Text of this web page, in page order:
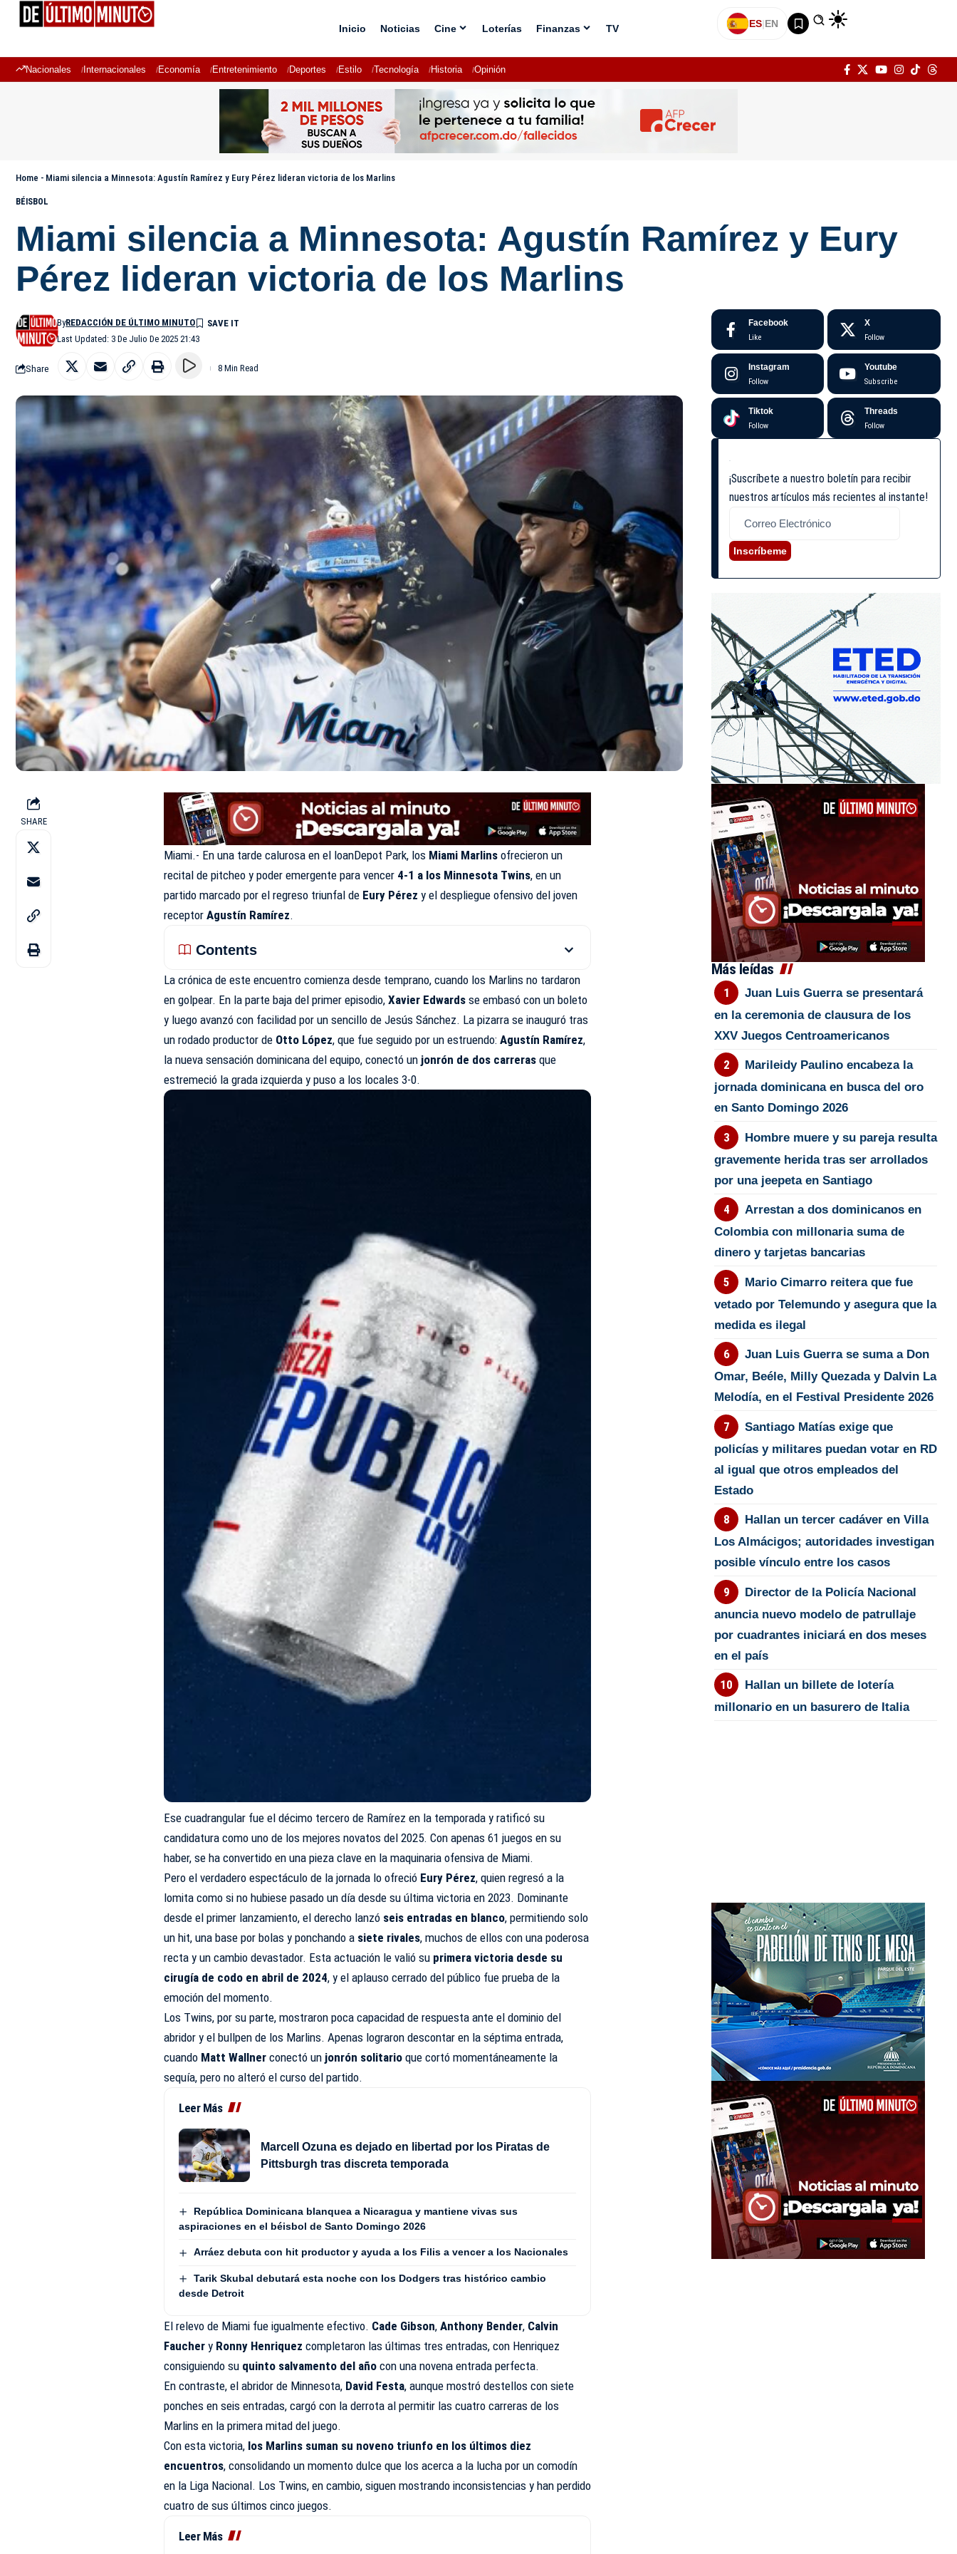
Inicio Noticias Cine Loterías Finanzas TV ES|EN
Nacionales Internacionales Economía Entretenimiento Deportes Estilo Tecnología Historia Opinión
Home - Miami silencia a Minnesota: Agustín Ramírez y Eury Pérez lideran victoria de los Marlins
BÉISBOL
Miami silencia a Minnesota: Agustín Ramírez y Eury
Pérez lideran victoria de los Marlins
Last Updated: 3 De Julio De 2025 21:43
ByREDACCIÓN DE ÚLTIMO MINUTO
Share 8 Min Read
SHARE
Miami.- En una tarde calurosa en el loanDepot Park, los Miami Marlins ofrecieron un
recital de pitcheo y poder emergente para vencer 4-1 a los Minnesota Twins, en un
partido marcado por el regreso triunfal de Eury Pérez y el despliegue ofensivo del joven
receptorAgustín Ramírez.
Contents
La crónica de este encuentro comienza desde temprano, cuando los Marlins no tardaron
en golpear. En la parte baja del primer episodio,Xavier Edwards se embasó con un boleto
y luego avanzó con facilidad por un sencillo de Jesús Sánchez. La pizarra se inauguró tras
un rodado productor de Otto López, que fue seguido por un estruendo:Agustín Ramírez,
la nueva sensación dominicana del equipo, conectó un jonrón de dos carreras que
estremeció la grada izquierda y puso a los locales 3-0.
Ese cuadrangular fue el décimo tercero de Ramírez en la temporada y ratificó su
candidatura como uno de los mejores novatos del 2025. Con apenas 61 juegos en su
haber, se ha convertido en una pieza clave en la maquinaria ofensiva de Miami.
Pero el verdadero espectáculo de la jornada lo ofreció Eury Pérez, quien regresó a la
lomita como si no hubiese pasado un día desde su última victoria en 2023. Dominante
desde el primer lanzamiento, el derecho lanzó seis entradas en blanco, permitiendo solo
un hit, una base por bolas y ponchando a siete rivales, muchos de ellos con una poderosa
recta y un cambio devastador. Esta actuación le valió su primera victoria desde su
cirugía de codo en abril de 2024, y el aplauso cerrado del público fue prueba de la
emoción del momento.
Los Twins, por su parte, mostraron poca capacidad de respuesta ante el dominio del
abridor y el bullpen de los Marlins. Apenas lograron descontar en la séptima entrada,
cuando Matt Wallner conectó un jonrón solitario que cortó momentáneamente la
sequía, pero no alteró el curso del partido.
Leer Más
Marcell Ozuna es dejado en libertad por los Piratas de
Pittsburgh tras discreta temporada
República Dominicana blanquea a Nicaragua y mantiene vivas sus
aspiraciones en el béisbol de Santo Domingo 2026
Arráez debuta con hit productor y ayuda a los Filis a vencer a los Nacionales
Tarik Skubal debutará esta noche con los Dodgers tras histórico cambio
desde Detroit
El relevo de Miami fue igualmente efectivo. Cade Gibson,Anthony Bender, Calvin
Faucher y Ronny Henriquez completaron las últimas tres entradas, con Henriquez
consiguiendo su quinto salvamento del año con una novena entrada perfecta.
En contraste, el abridor de Minnesota, David Festa, aunque mostró destellos con siete
ponches en seis entradas, cargó con la derrota al permitir las cuatro carreras de los
Marlins en la primera mitad del juego.
Con esta victoria, los Marlins suman su noveno triunfo en los últimos diez
encuentros, consolidando un momento dulce que los acerca a la lucha por un comodín
en la Liga Nacional. Los Twins, en cambio, siguen mostrando inconsistencias y han perdido
cuatro de sus últimos cinco juegos.
Leer Más
Facebook
Like
X
Follow
Instagram
Follow
Youtube
Subscribe
Tiktok
Follow
Threads
Follow
¡Suscríbete a nuestro boletín para recibir
nuestros artículos más recientes al instante!
Inscríbeme
Más leídas
Juan Luis Guerra se presentará
en la ceremonia de clausura de los
XXV Juegos Centroamericanos
Marileidy Paulino encabeza la
jornada dominicana en busca del oro
en Santo Domingo 2026
Hombre muere y su pareja resulta
gravemente herida tras ser arrollados
por una jeepeta en Santiago
Arrestan a dos dominicanos en
Colombia con millonaria suma de
dinero y tarjetas bancarias
Mario Cimarro reitera que fue
vetado por Telemundo y asegura que la
medida es ilegal
Juan Luis Guerra se suma a Don
Omar, Beéle, Milly Quezada y Dalvin La
Melodía, en el Festival Presidente 2026
Santiago Matías exige que
policías y militares puedan votar en RD
al igual que otros empleados del
Estado
Hallan un tercer cadáver en Villa
Los Almácigos; autoridades investigan
posible vínculo entre los casos
Director de la Policía Nacional
anuncia nuevo modelo de patrullaje
por cuadrantes iniciará en dos meses
en el país
Hallan un billete de lotería
millonario en un basurero de Italia